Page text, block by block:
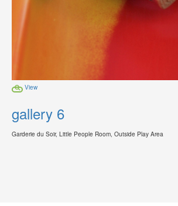
View
gallery 6
Garderie du Soir, Little People Room, Outside Play Area